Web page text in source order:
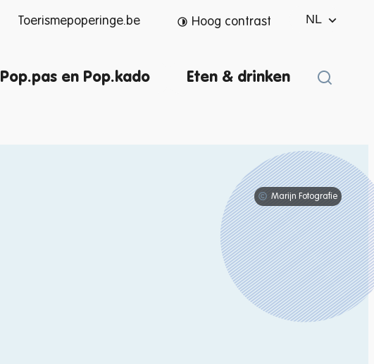
Toerismepoperinge.be Hoog contrast NL
Pop.pas en Pop.kado Eten & drinken Zoek
Marijn Fotografie